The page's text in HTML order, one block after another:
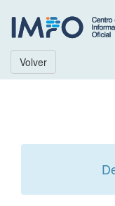
Volver